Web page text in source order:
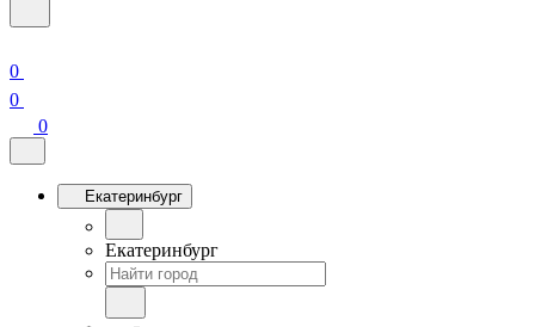
0
0
0
Екатеринбург
Екатеринбург